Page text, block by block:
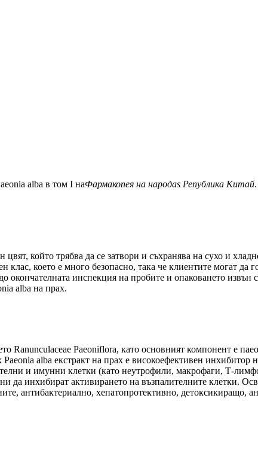
alba в том I наФармакопея на народаs Република Китай
цвят, който трябва да се затвори и съхранява на сухо и
което е много безопасно, така че клиентите могат да
окончателната инспекция на пробите и опаковането
alba на прах.
Ranunculaceae Paeoniflora, като основният компонент е
alba екстракт на прах е високоефективен инхибитор
и имунни клетки (като неутрофили, макрофаги, Т-
да инхибират активирането на възпалителните клетки.
антибактериално, хепатопротективно, детоксикиращо,